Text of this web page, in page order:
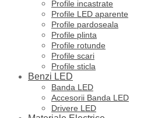
Profile incastrate
Profile LED aparente
Profile pardoseala
Profile plinta
Profile rotunde
Profile scari
Profile sticla
Benzi LED
Banda LED
Accesorii Banda LED
Drivere LED